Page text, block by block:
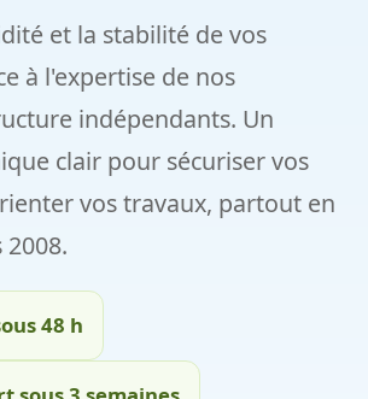
et la stabilité de vos
à l'expertise de nos
indépendants. Un
clair pour sécuriser vos
vos travaux, partout en
2008.
48 h